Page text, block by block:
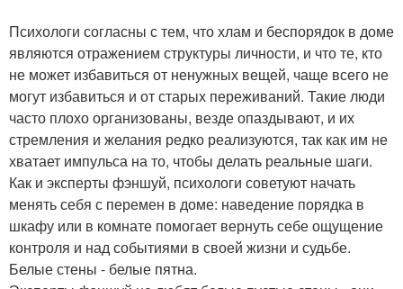
Психологи согласны с тем, что хлам и беспорядок в доме
являются отражением структуры личности, и что те, кто
не может избавиться от ненужных вещей, чаще всего не
могут избавиться и от старых переживаний. Такие люди
часто плохо организованы, везде опаздывают, и их
стремления и желания редко реализуются, так как им не
хватает импульса на то, чтобы делать реальные шаги.
Как и эксперты фэншуй, психологи советуют начать
менять себя с перемен в доме: наведение порядка в
шкафу или в комнате помогает вернуть себе ощущение
контроля и над событиями в своей жизни и судьбе.
Белые стены - белые пятна.